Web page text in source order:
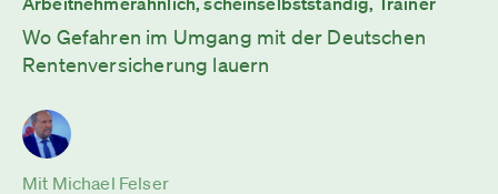
Wo Gefahren im Umgang mit der Deutschen
Rentenversicherung lauern
Mit Michael Felser